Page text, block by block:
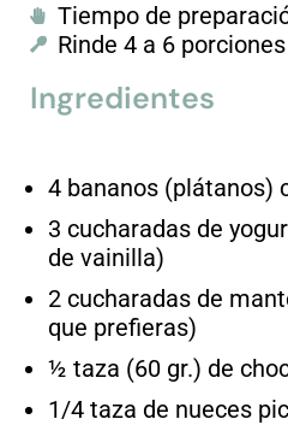
Tiempo de
Rinde 4 a 6 porciones
Ingredientes
4 bananos (plátanos)
3 cucharadas de
de vainilla)
2 cucharadas de
que prefieras)
½ taza (60 gr.) de
1/4 taza de nueces